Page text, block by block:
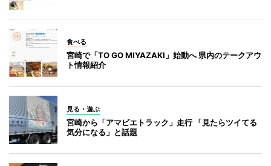
食べる
宮崎で「TO GO MIYAZAKI」始動へ 県内のテークアウ
ト情報紹介
見る・遊ぶ
宮崎から「アマビエトラック」走行 「見たらツイてる
気分になる」と話題